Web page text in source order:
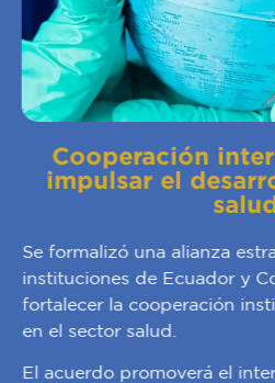
Cooperación
impulsar el
Se formalizó una alianza
instituciones de Ecuador y
fortalecer la cooperación
en el sector salud.
El acuerdo promoverá el